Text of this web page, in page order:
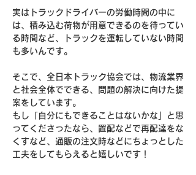
実はトラックドライバーの労働時間の中に
は、積み込む荷物が用意できるのを待ってい
る時間など、トラックを運転していない時間
も多いんです。
そこで、全日本トラック協会では、物流業界
と社会全体でできる、問題の解決に向けた提
案をしています。
もし「自分にもできることはないかな」と思
ってくださったなら、置配などで再配達をな
くすなど、通販の注文時などにちょっとした
工夫をしてもらえると嬉しいです！